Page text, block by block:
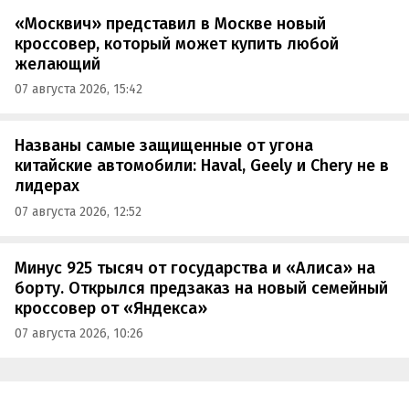
«Москвич» представил в Москве новый
кроссовер, который может купить любой
желающий
07 августа 2026, 15:42
Названы самые защищенные от угона
китайские автомобили: Haval, Geely и Chery не в
лидерах
07 августа 2026, 12:52
Минус 925 тысяч от государства и «Алиса» на
борту. Открылся предзаказ на новый семейный
кроссовер от «Яндекса»
07 августа 2026, 10:26